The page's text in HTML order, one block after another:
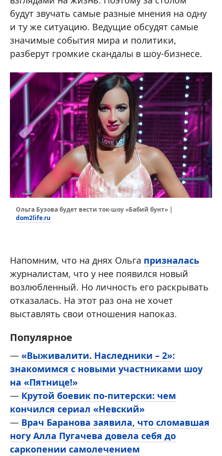
будут звучать самые разные мнения на одну
и ту же ситуацию. Ведущие обсудят самые
значимые события мира и политики,
разберут громкие скандалы в шоу-бизнесе.
Ольга Бузова будет вести ток-шоу «Бабий бунт» |
dom2life.ru
Напомним, что на днях Ольга призналась
журналистам, что у нее появился новый
возлюбленный. Но личность его раскрывать
отказалась. На этот раз она не хочет
выставлять свои отношения напоказ.
Популярное
— «Выживалити. Наследники – 2»:
знакомимся с новыми участниками шоу
на «Пятнице!»
— Крутой боевик по-питерски: чем
кончился сериал «Невский»
— Врач Баранова заявила, что сломавшая
ногу Алла Пугачева довела себя до
саркопении самолечением